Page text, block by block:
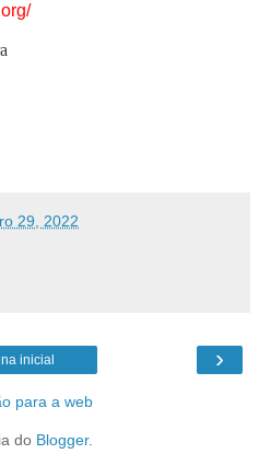
29, 2022
›
inicial
para a web
do Blogger.